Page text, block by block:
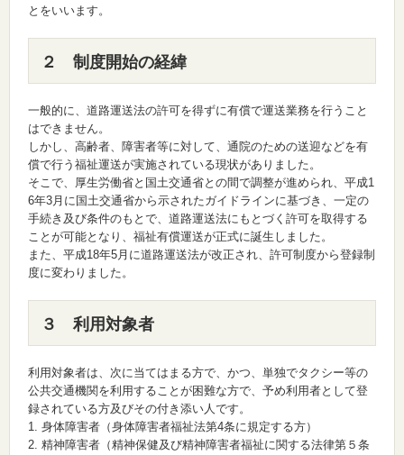
とをいいます。
２ 制度開始の経緯
一般的に、道路運送法の許可を得ずに有償で運送業務を行うこと
はできません。
しかし、高齢者、障害者等に対して、通院のための送迎などを有
償で行う福祉運送が実施されている現状がありました。
そこで、厚生労働省と国土交通省との間で調整が進められ、平成1
6年3月に国土交通省から示されたガイドラインに基づき、一定の
手続き及び条件のもとで、道路運送法にもとづく許可を取得する
ことが可能となり、福祉有償運送が正式に誕生しました。
また、平成18年5月に道路運送法が改正され、許可制度から登録制
度に変わりました。
３ 利用対象者
利用対象者は、次に当てはまる方で、かつ、単独でタクシー等の
公共交通機関を利用することが困難な方で、予め利用者として登
録されている方及びその付き添い人です。
身体障害者（身体障害者福祉法第4条に規定する方）
精神障害者（精神保健及び精神障害者福祉に関する法律第５条